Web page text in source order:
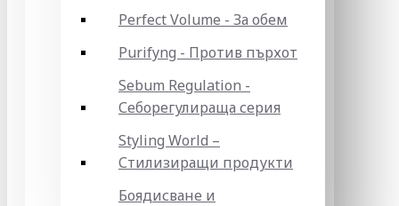
Perfect Volume - За обем
Purifyng - Против пърхот
Sebum Regulation -
Себорегулираща серия
Styling World –
Стилизиращи продукти
Боядисване и